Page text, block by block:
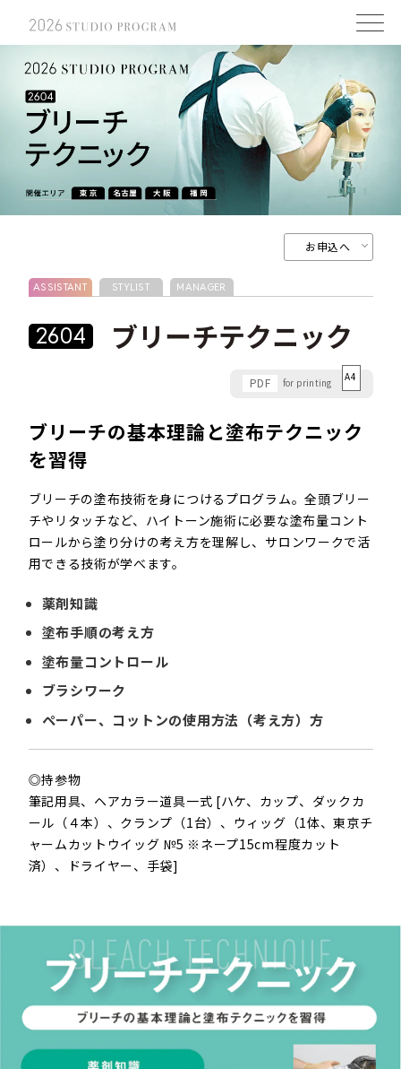
お申込へ
ASSISTANT STYLIST MANAGER
2604 ブリーチテクニック
PDF for printing A4
ブリーチの基本理論と塗布テクニック
を習得
ブリーチの塗布技術を身につけるプログラム。全頭ブリー
チやリタッチなど、ハイトーン施術に必要な塗布量コント
ロールから塗り分けの考え方を理解し、サロンワークで活
用できる技術が学べます。
薬剤知識
塗布手順の考え方
塗布量コントロール
ブラシワーク
ペーパー、コットンの使用方法（考え方） 方
◎持参物
筆記用具​、ヘアカラー道具一式​ [ハケ、カップ、ダックカ
ール（４本）、クランプ（1台）、​ウィッグ（1体、東京チ
ャームカットウイッグ №5 ※ネープ15cm程度カット
済）、ドライヤー、手袋]​